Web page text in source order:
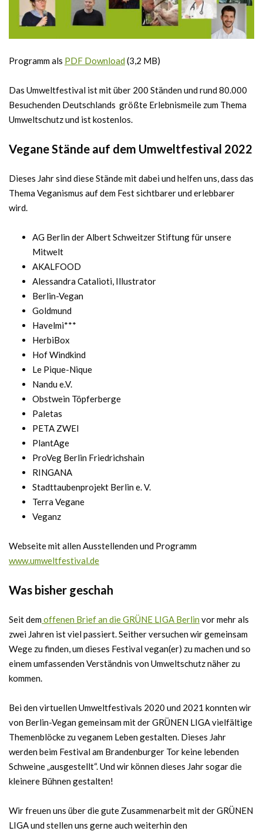
Programm als PDF Download (3,2 MB)
Das Umweltfestival ist mit über 200 Ständen und rund 80.000
Besuchenden Deutschlands größte Erlebnismeile zum Thema
Umweltschutz und ist kostenlos.
Vegane Stände auf dem Umweltfestival 2022
Dieses Jahr sind diese Stände mit dabei und helfen uns, dass das
Thema Veganismus auf dem Fest sichtbarer und erlebbarer
wird.
AG Berlin der Albert Schweitzer Stiftung für unsere
Mitwelt
AKALFOOD
Alessandra Catalioti, Illustrator
Berlin-Vegan
Goldmund
Havelmi***
HerbiBox
Hof Windkind
Le Pique-Nique
Nandu e.V.
Obstwein Töpferberge
Paletas
PETA ZWEI
PlantAge
ProVeg Berlin Friedrichshain
RINGANA
Stadttaubenprojekt Berlin e. V.
Terra Vegane
Veganz
Webseite mit allen Ausstellenden und Programm
www.umweltfestival.de
Was bisher geschah
Seit demoffenen Brief an die GRÜNE LIGA Berlin vor mehr als
zwei Jahren ist viel passiert. Seither versuchen wir gemeinsam
Wege zu finden, um dieses Festival vegan(er) zu machen und so
einem umfassenden Verständnis von Umweltschutz näher zu
kommen.
Bei den virtuellen Umweltfestivals 2020 und 2021 konnten wir
von Berlin-Vegan gemeinsam mit der GRÜNEN LIGA vielfältige
Themenblöcke zu veganem Leben gestalten. Dieses Jahr
werden beim Festival am Brandenburger Tor keine lebenden
Schweine „ausgestellt“. Und wir können dieses Jahr sogar die
kleinere Bühnen gestalten!
Wir freuen uns über die gute Zusammenarbeit mit der GRÜNEN
LIGA und stellen uns gerne auch weiterhin den